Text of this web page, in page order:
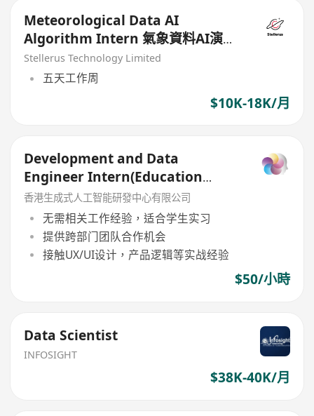
Meteorological Data AI
Algorithm Intern 氣象資料AI演算
法實習生
Stellerus Technology Limited
五天工作周
$10K-18K/月
Development and Data
Engineer Intern(Education
Product)
香港生成式人工智能研發中心有限公司
无需相关工作经验，适合学生实习
提供跨部门团队合作机会
接触UX/UI设计，产品逻辑等实战经验
$50/小時
Data Scientist
INFOSIGHT
$38K-40K/月